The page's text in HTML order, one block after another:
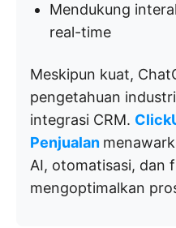
Mendukung
real-time
Meskipun kuat,
pengetahuan
integrasi CRM.
Penjualan
AI, otomatisasi, dan
mengoptimalkan